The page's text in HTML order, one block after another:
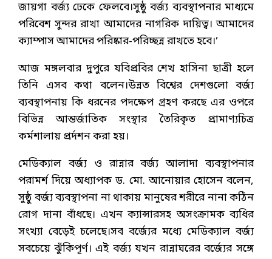
জায়গা বর্জ্য ঢেকে ফেলবে।সুষ্ঠু বর্জ্য ব্যবস্থাপনার মাধ্যমে
পরিবেশ সুন্দর রাখা আমাদের নাগরিক দায়িত্ব। আমাদের
ক্যাম্পাস আমাদের পরিষ্কার-পরিচ্ছন্ন রাখতে হবে।’
আজ মঙ্গলবার দুপুরে যবিপ্রবির শেখ হাসিনা ছাত্রী হলে
তিনি এসব কথা বলেন।উন্নত বিশ্বের দেশগুলো বর্জ্য
ব্যবস্থাপনায় কি ধরনের পদক্ষেপ গ্রহণ করছে এর ওপরে
বিভিন্ন আন্তর্জাতিক সংস্থার তৈরিকৃত প্রামাণ্যচিত্র
কর্মশালায় প্রর্দশন করা হয়।
মেডিক্যাল বর্জ্য ও রান্নার বর্জ্য আলাদা ব্যবস্থাপনার
পরামর্শ দিয়ে অধ্যাপক ড. মো. আনোয়ার হোসেন বলেন,
সুষ্ঠু বর্জ্য ব্যবস্থাপনা না থাকায় মানুষের শরীরে নানা কঠিন
রোগ দানা বাঁধছে। এখন ক্যান্সারসহ অসংক্রামক ব্যধির
সংখ্যা বেড়েই চলেছে।সব বর্জ্যের মধ্যে মেডিক্যাল বর্জ্য
সবচেয়ে ঝুঁকিপূর্ণ। এই বর্জ্য যখন রান্নাঘরের বর্জ্যের সঙ্গে